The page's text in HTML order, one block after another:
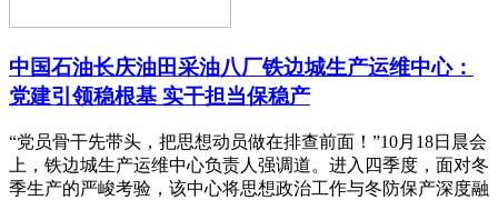
中国石油长庆油田采油八厂铁边城生产运维中心：
党建引领稳根基 实干担当保稳产
“党员骨干先带头，把思想动员做在排查前面！”10月18日晨会
上，铁边城生产运维中心负责人强调道。进入四季度，面对冬
季生产的严峻考验，该中心将思想政治工作与冬防保产深度融